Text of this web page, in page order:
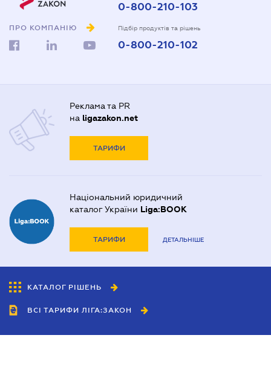
ПРО КОМПАНІЮ
0-800-210-103
Підбір продуктів та рішень
0-800-210-102
Реклама та PR
на ligazakon.net
ТАРИФИ
Національний юридичний
каталог України Liga:BOOK
ТАРИФИ ДЕТАЛЬНІШЕ
КАТАЛОГ РІШЕНЬ
ВСІ ТАРИФИ ЛІГА:ЗАКОН